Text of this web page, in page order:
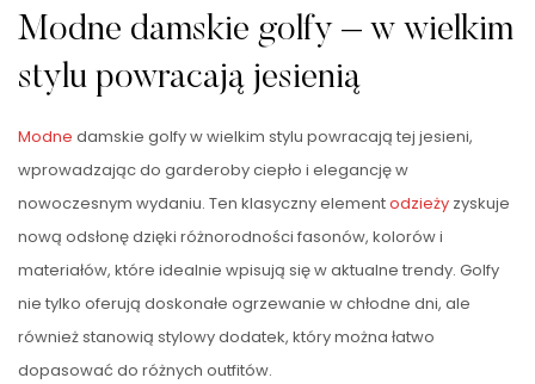
Modne damskie golfy – w wielkim
stylu powracają jesienią
Modne damskie golfy w wielkim stylu powracają tej jesieni,
wprowadzając do garderoby ciepło i elegancję w
nowoczesnym wydaniu. Ten klasyczny elementodzieży zyskuje
nową odsłonę dzięki różnorodności fasonów, kolorów i
materiałów, które idealnie wpisują się w aktualne trendy. Golfy
nie tylko oferują doskonałe ogrzewanie w chłodne dni, ale
również stanowią stylowy dodatek, który można łatwo
dopasować do różnych outfitów.